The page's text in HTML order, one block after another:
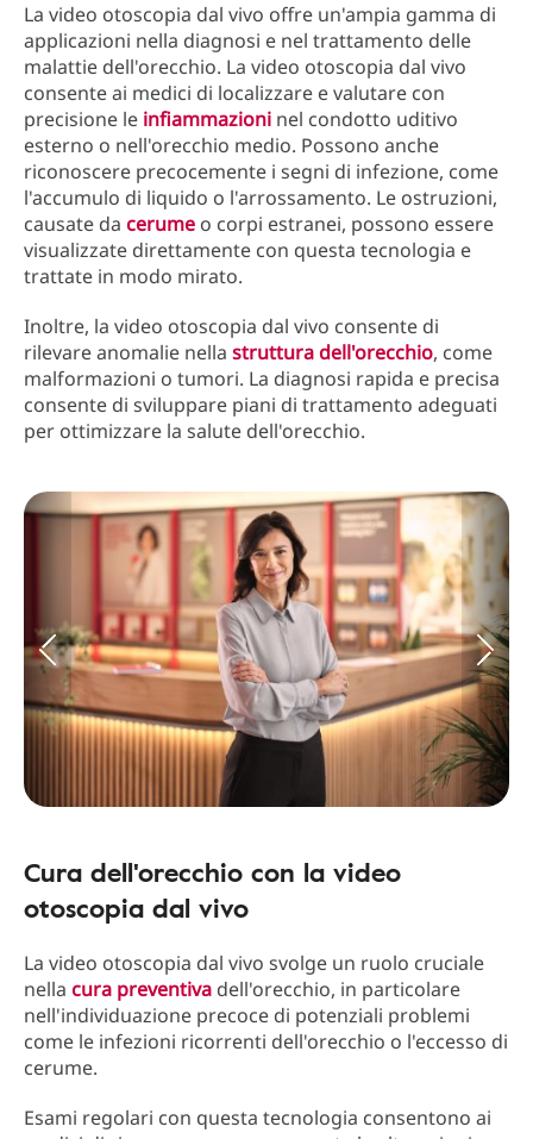
La video otoscopia dal vivo offre un'ampia gamma di
applicazioni nella diagnosi e nel trattamento delle
malattie dell'orecchio. La video otoscopia dal vivo
consente ai medici di localizzare e valutare con
precisione le infiammazioni nel condotto uditivo
esterno o nell'orecchio medio. Possono anche
riconoscere precocemente i segni di infezione, come
l'accumulo di liquido o l'arrossamento. Le ostruzioni,
causate da cerume o corpi estranei, possono essere
visualizzate direttamente con questa tecnologia e
trattate in modo mirato.
Inoltre, la video otoscopia dal vivo consente di
rilevare anomalie nella struttura dell'orecchio, come
malformazioni o tumori. La diagnosi rapida e precisa
consente di sviluppare piani di trattamento adeguati
per ottimizzare la salute dell'orecchio.
Cura dell'orecchio con la video
otoscopia dal vivo
La video otoscopia dal vivo svolge un ruolo cruciale
nella cura preventiva dell'orecchio, in particolare
nell'individuazione precoce di potenziali problemi
come le infezioni ricorrenti dell'orecchio o l'eccesso di
cerume.
Esami regolari con questa tecnologia consentono ai